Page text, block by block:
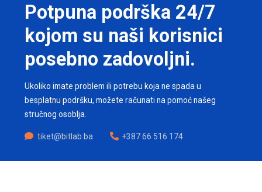
Potpuna podrška 24/7
kojom su naši korisnici
posebno zadovoljni.
Ukoliko imate problem ili potrebu koja ne spada u
besplatnu podršku, možete računati na pomoć našeg
stručnog osoblja.
tiket@bitlab.ba +387 66 516 174